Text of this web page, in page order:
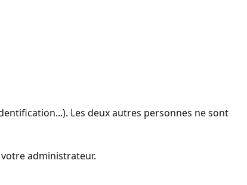
Les deux autres personnes ne sont
administrateur.